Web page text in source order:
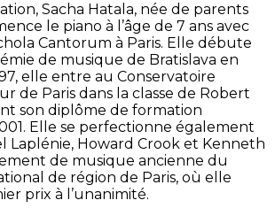
Sacha Hatala, née de parents
le piano à l’âge de 7 ans avec
Cantorum à Paris. Elle débute
de musique de Bratislava en
elle entre au Conservatoire
de Paris dans la classe de Robert
son diplôme de formation
Elle se perfectionne également
Laplénie, Howard Crook et Kenneth
de musique ancienne du
de région de Paris, où elle
prix à l’unanimité.